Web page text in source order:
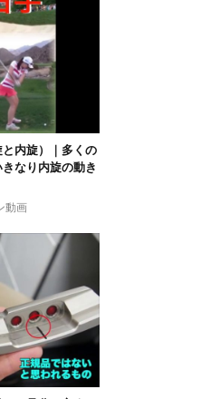
内旋）｜多くの
なり内旋の動き
動画